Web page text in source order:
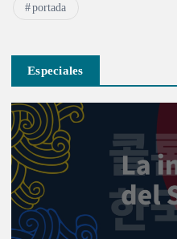
portada
Especiales